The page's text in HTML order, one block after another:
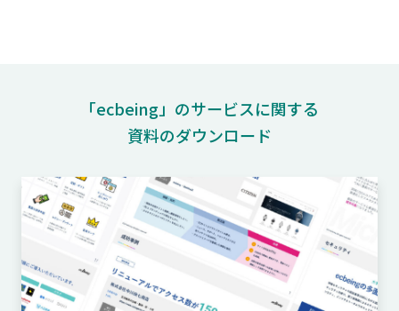
「ecbeing」のサービスに関する
資料のダウンロード